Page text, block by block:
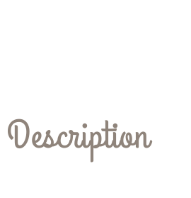
Description